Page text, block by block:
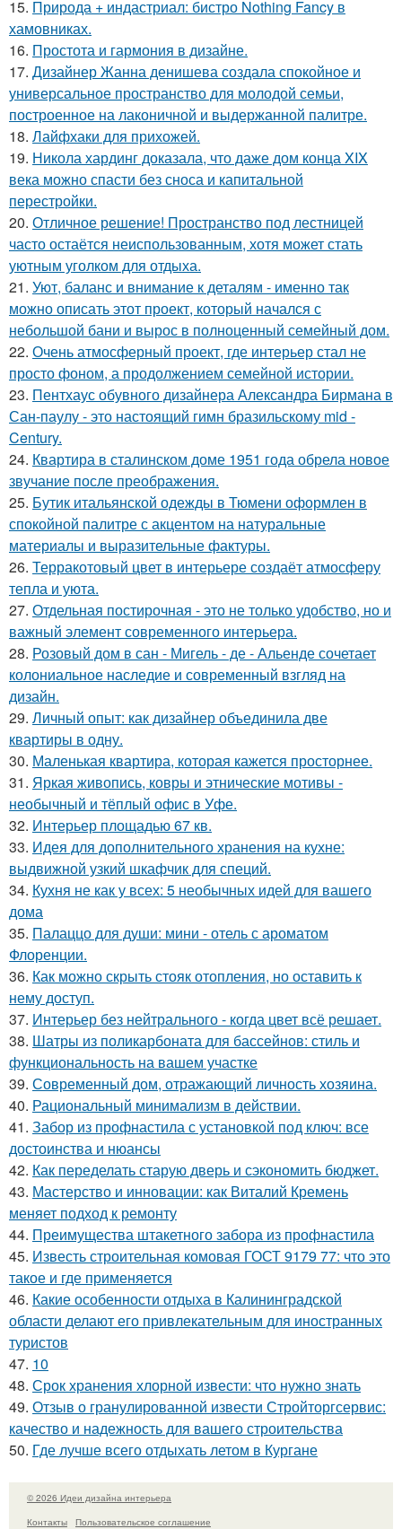
15. Природа + индастриал: бистро Nothing Fancy в
хамовниках.
16. Простота и гармония в дизайне.
17. Дизайнер Жанна денишева создала спокойное и
универсальное пространство для молодой семьи,
построенное на лаконичной и выдержанной палитре.
18. Лайфхаки для прихожей.
19. Никола хардинг доказала, что даже дом конца XIX
века можно спасти без сноса и капитальной
перестройки.
20. Отличное решение! Пространство под лестницей
часто остаётся неиспользованным, хотя может стать
уютным уголком для отдыха.
21. Уют, баланс и внимание к деталям - именно так
можно описать этот проект, который начался с
небольшой бани и вырос в полноценный семейный дом.
22. Очень атмосферный проект, где интерьер стал не
просто фоном, а продолжением семейной истории.
23. Пентхаус обувного дизайнера Александра Бирмана в
Сан-паулу - это настоящий гимн бразильскому mid -
Century.
24. Квартира в сталинском доме 1951 года обрела новое
звучание после преображения.
25. Бутик итальянской одежды в Тюмени оформлен в
спокойной палитре с акцентом на натуральные
материалы и выразительные фактуры.
26. Терракотовый цвет в интерьере создаёт атмосферу
тепла и уюта.
27. Отдельная постирочная - это не только удобство, но и
важный элемент современного интерьера.
28. Розовый дом в сан - Мигель - де - Альенде сочетает
колониальное наследие и современный взгляд на
дизайн.
29. Личный опыт: как дизайнер объединила две
квартиры в одну.
30. Маленькая квартира, которая кажется просторнее.
31. Яркая живопись, ковры и этнические мотивы -
необычный и тёплый офис в Уфе.
32. Интерьер площадью 67 кв.
33. Идея для дополнительного хранения на кухне:
выдвижной узкий шкафчик для специй.
34. Кухня не как у всех: 5 необычных идей для вашего
дома
35. Палаццо для души: мини - отель с ароматом
Флоренции.
36. Как можно скрыть стояк отопления, но оставить к
нему доступ.
37. Интерьер без нейтрального - когда цвет всё решает.
38. Шатры из поликарбоната для бассейнов: стиль и
функциональность на вашем участке
39. Современный дом, отражающий личность хозяина.
40. Рациональный минимализм в действии.
41. Забор из профнастила с установкой под ключ: все
достоинства и нюансы
42. Как переделать старую дверь и сэкономить бюджет.
43. Мастерство и инновации: как Виталий Кремень
меняет подход к ремонту
44. Преимущества штакетного забора из профнастила
45. Известь строительная комовая ГОСТ 9179 77: что это
такое и где применяется
46. Какие особенности отдыха в Калининградской
области делают его привлекательным для иностранных
туристов
47. 10
48. Срок хранения хлорной извести: что нужно знать
49. Отзыв о гранулированной извести Стройторгсервис:
качество и надежность для вашего строительства
50. Где лучше всего отдыхать летом в Кургане
© 2026 Идеи дизайна интерьера
Контакты
Пользовательское соглашение